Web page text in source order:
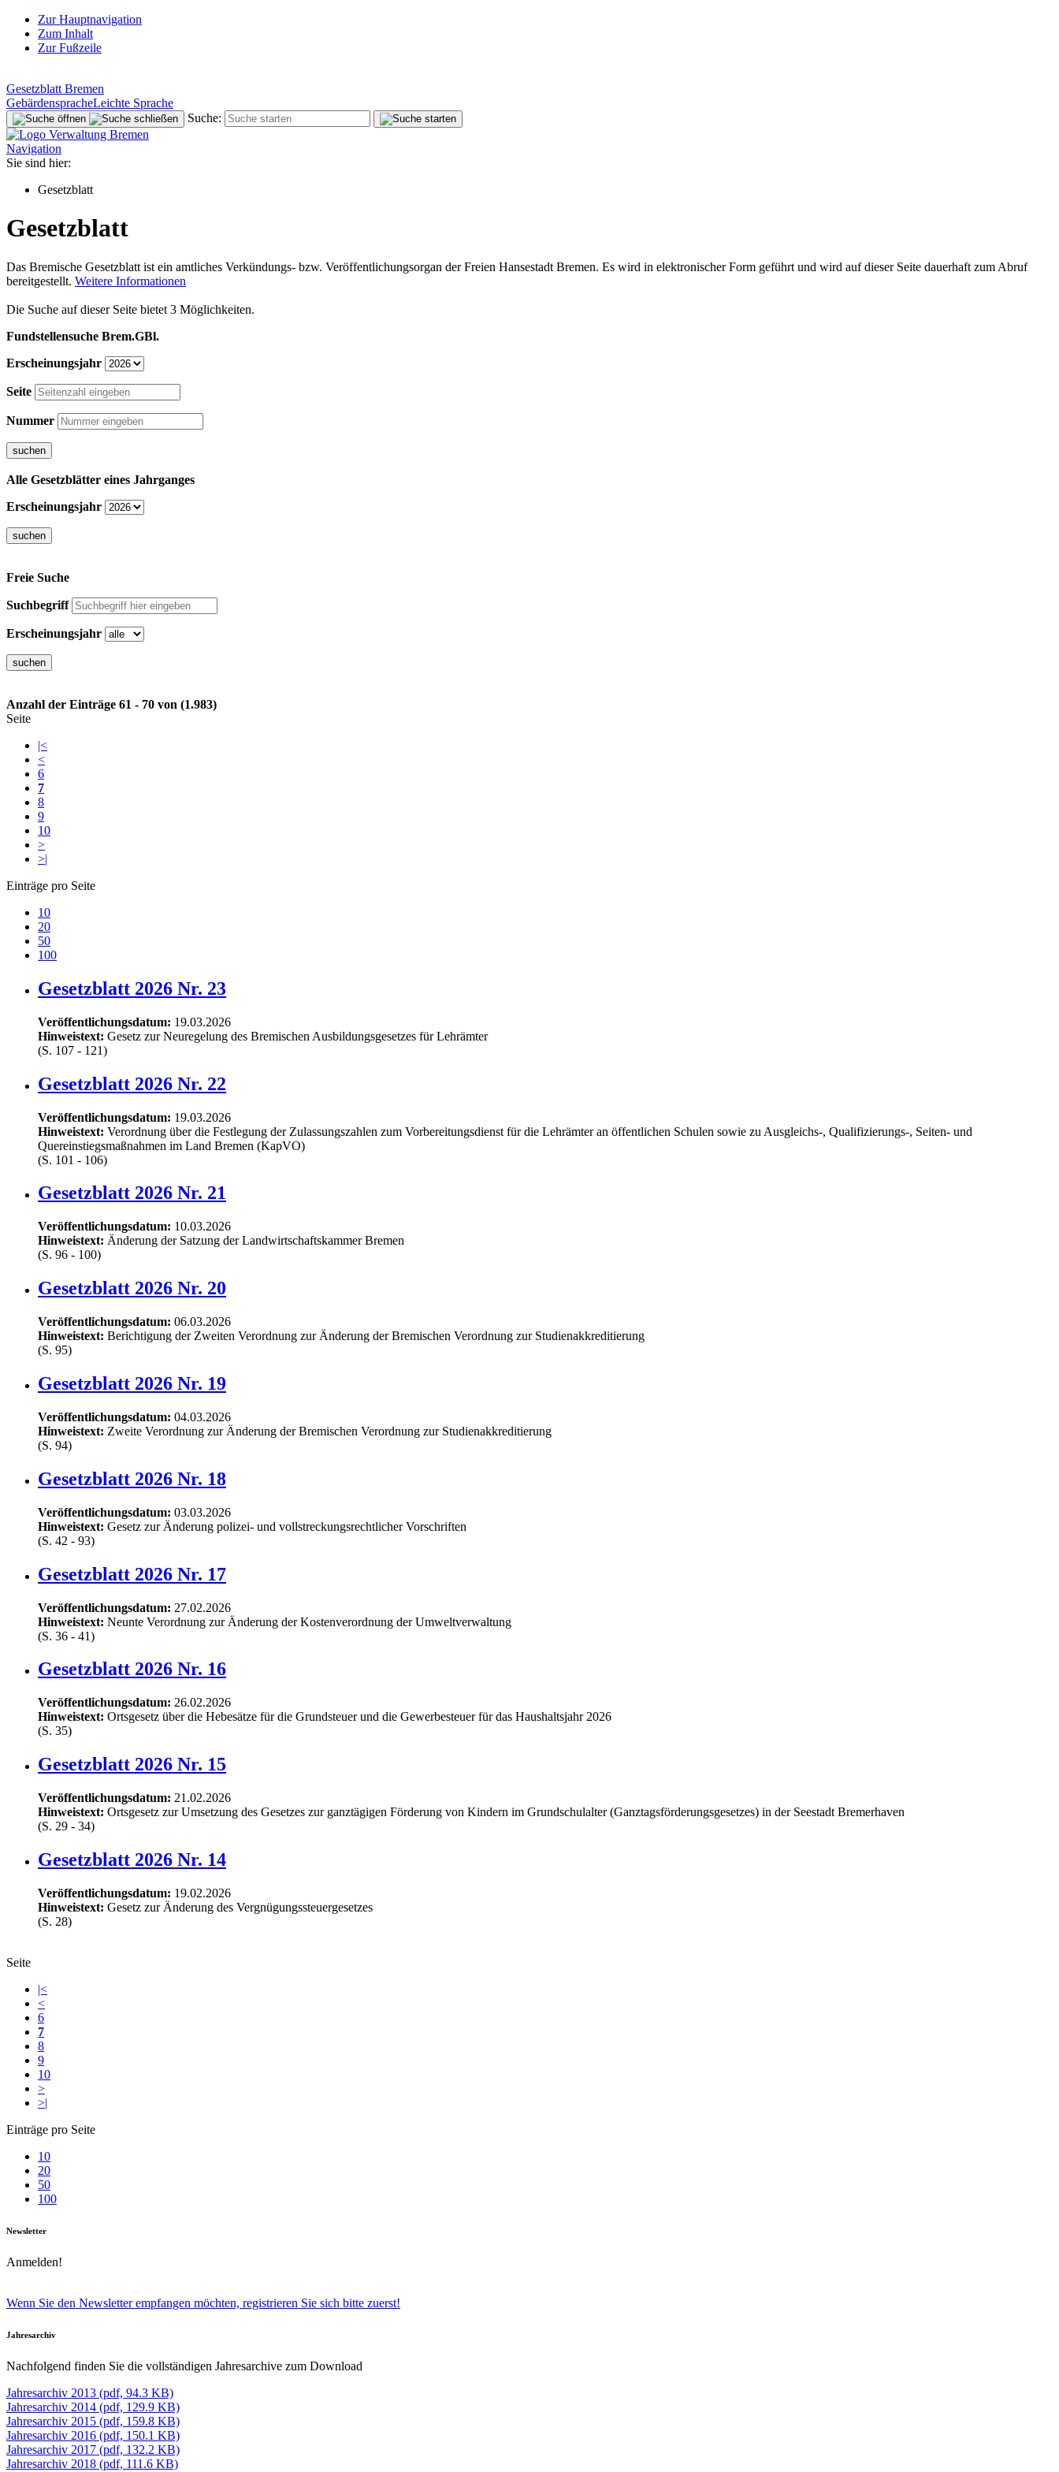
Zur Hauptnavigation
Zum Inhalt
Zur Fußzeile
Gesetzblatt Bremen
GebärdenspracheLeichte Sprache
Suche:
Navigation
Sie sind hier:
Gesetzblatt
Gesetzblatt
Das Bremische Gesetzblatt ist ein amtliches Verkündungs- bzw. Veröffentlichungsorgan der Freien Hansestadt Bremen. Es wird in elektronischer Form geführt und wird auf dieser Seite dauerhaft zum Abruf
bereitgestellt. Weitere Informationen
Die Suche auf dieser Seite bietet 3 Möglichkeiten.
Fundstellensuche Brem.GBl.
Erscheinungsjahr
Seite
Nummer
Alle Gesetzblätter eines Jahrganges
Erscheinungsjahr
Freie Suche
Suchbegriff
Erscheinungsjahr
Anzahl der Einträge 61 - 70 von (1.983)
Seite
|<
<
6
7
8
9
10
>
>|
Einträge pro Seite
10
20
50
100
Gesetzblatt 2026 Nr. 23
Veröffentlichungsdatum: 19.03.2026
Hinweistext: Gesetz zur Neuregelung des Bremischen Ausbildungsgesetzes für Lehrämter
(S. 107 - 121)
Gesetzblatt 2026 Nr. 22
Veröffentlichungsdatum: 19.03.2026
Hinweistext: Verordnung über die Festlegung der Zulassungszahlen zum Vorbereitungsdienst für die Lehrämter an öffentlichen Schulen sowie zu Ausgleichs-, Qualifizierungs-, Seiten- und
Quereinstiegsmaßnahmen im Land Bremen (KapVO)
(S. 101 - 106)
Gesetzblatt 2026 Nr. 21
Veröffentlichungsdatum: 10.03.2026
Hinweistext: Änderung der Satzung der Landwirtschaftskammer Bremen
(S. 96 - 100)
Gesetzblatt 2026 Nr. 20
Veröffentlichungsdatum: 06.03.2026
Hinweistext: Berichtigung der Zweiten Verordnung zur Änderung der Bremischen Verordnung zur Studienakkreditierung
(S. 95)
Gesetzblatt 2026 Nr. 19
Veröffentlichungsdatum: 04.03.2026
Hinweistext: Zweite Verordnung zur Änderung der Bremischen Verordnung zur Studienakkreditierung
(S. 94)
Gesetzblatt 2026 Nr. 18
Veröffentlichungsdatum: 03.03.2026
Hinweistext: Gesetz zur Änderung polizei- und vollstreckungsrechtlicher Vorschriften
(S. 42 - 93)
Gesetzblatt 2026 Nr. 17
Veröffentlichungsdatum: 27.02.2026
Hinweistext: Neunte Verordnung zur Änderung der Kostenverordnung der Umweltverwaltung
(S. 36 - 41)
Gesetzblatt 2026 Nr. 16
Veröffentlichungsdatum: 26.02.2026
Hinweistext: Ortsgesetz über die Hebesätze für die Grundsteuer und die Gewerbesteuer für das Haushaltsjahr 2026
(S. 35)
Gesetzblatt 2026 Nr. 15
Veröffentlichungsdatum: 21.02.2026
Hinweistext: Ortsgesetz zur Umsetzung des Gesetzes zur ganztägigen Förderung von Kindern im Grundschulalter (Ganztagsförderungsgesetzes) in der Seestadt Bremerhaven
(S. 29 - 34)
Gesetzblatt 2026 Nr. 14
Veröffentlichungsdatum: 19.02.2026
Hinweistext: Gesetz zur Änderung des Vergnügungssteuergesetzes
(S. 28)
Seite
|<
<
6
7
8
9
10
>
>|
Einträge pro Seite
10
20
50
100
Newsletter
Anmelden!
Wenn Sie den Newsletter empfangen möchten, registrieren Sie sich bitte zuerst!
Jahresarchiv
Nachfolgend finden Sie die vollständigen Jahresarchive zum Download
Jahresarchiv 2013 (pdf, 94.3 KB)
Jahresarchiv 2014 (pdf, 129.9 KB)
Jahresarchiv 2015 (pdf, 159.8 KB)
Jahresarchiv 2016 (pdf, 150.1 KB)
Jahresarchiv 2017 (pdf, 132.2 KB)
Jahresarchiv 2018 (pdf, 111.6 KB)